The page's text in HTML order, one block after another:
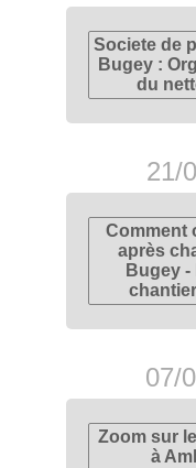
Societe de
Bugey :
du
21/
Comment
après
Bugey
07/
Zoom sur
à